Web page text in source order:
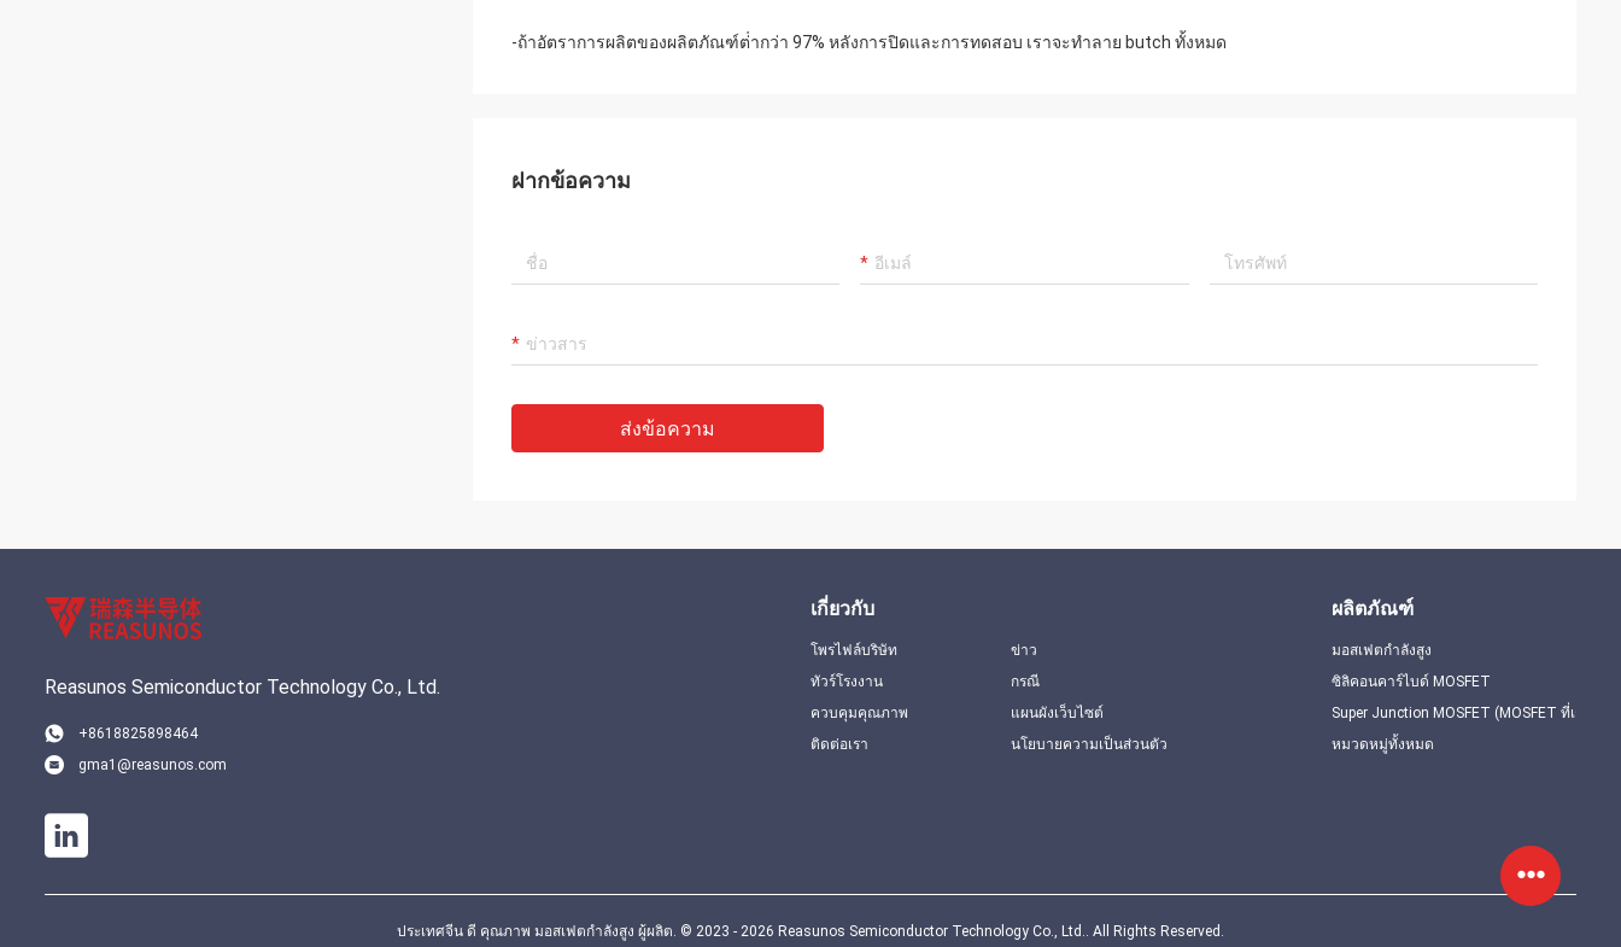
-ถ้าอัตราการผลิตของผลิตภัณฑ์ต่ํากว่า 97% หลังการปิดและการทดสอบ เราจะทําลาย butch ทั้งหมด
ฝากข้อความ
ส่งข้อความ
Reasunos Semiconductor Technology Co., Ltd.
+8618825898464
gma1@reasunos.com
เกี่ยวกับ
โพรไฟล์บริษัท
ทัวร์โรงงาน
ควบคุมคุณภาพ
ติดต่อเรา
ข่าว
กรณี
แผนผังเว็บไซต์
นโยบายความเป็นส่วนตัว
ผลิตภัณฑ์
มอสเฟตกำลังสูง
ซิลิคอนคาร์ไบด์ MOSFET
Super Junction MOSFET (MOSFET ที่เชื่อมต่
หมวดหมู่ทั้งหมด
ประเทศจีน ดี คุณภาพ มอสเฟตกำลังสูง ผู้ผลิต. © 2023 - 2026 Reasunos Semiconductor Technology Co., Ltd.. All Rights Reserved.